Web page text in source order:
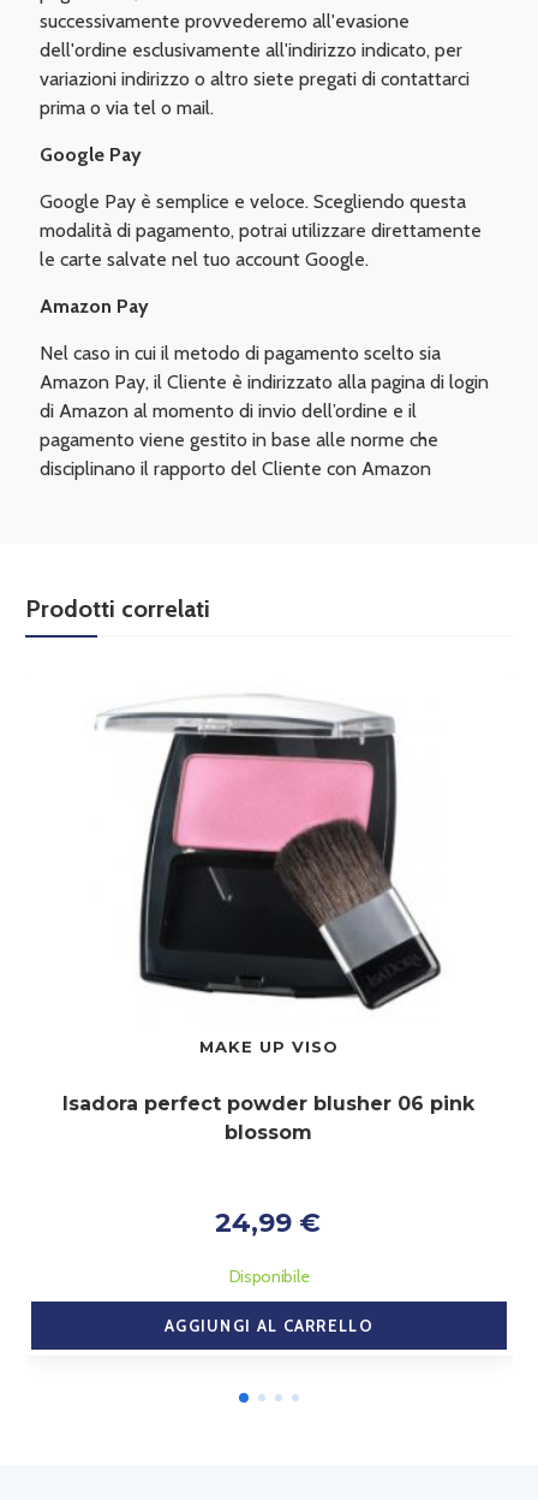
successivamente provvederemo all'evasione
dell'ordine esclusivamente all'indirizzo indicato, per
variazioni indirizzo o altro siete pregati di contattarci
prima o via tel o mail.
Google Pay
Google Pay è semplice e veloce. Scegliendo questa
modalità di pagamento, potrai utilizzare direttamente
le carte salvate nel tuo account Google.
Amazon Pay
Nel caso in cui il metodo di pagamento scelto sia
Amazon Pay, il Cliente è indirizzato alla pagina di login
di Amazon al momento di invio dell’ordine e il
pagamento viene gestito in base alle norme che
disciplinano il rapporto del Cliente con Amazon
Prodotti correlati
MAKE UP VISO
Isadora perfect powder blusher 06 pink
blossom
24,99 €
Disponibile
AGGIUNGI AL CARRELLO